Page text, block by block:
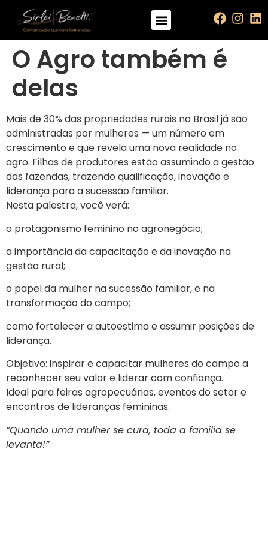
O Agro também é
delas
Mais de 30% das propriedades rurais no Brasil já são
administradas por mulheres — um número em
crescimento e que revela uma nova realidade no
agro. Filhas de produtores estão assumindo a gestão
das fazendas, trazendo qualificação, inovação e
liderança para a sucessão familiar.
Nesta palestra, você verá:
o protagonismo feminino no agronegócio;
a importância da capacitação e da inovação na
gestão rural;
o papel da mulher na sucessão familiar, e na
transformação do campo;
como fortalecer a autoestima e assumir posições de
liderança.
Objetivo: inspirar e capacitar mulheres do campo a
reconhecer seu valor e liderar com confiança.
Ideal para feiras agropecuárias, eventos do setor e
encontros de lideranças femininas.
“Quando uma mulher se cura, toda a família se
levanta!”